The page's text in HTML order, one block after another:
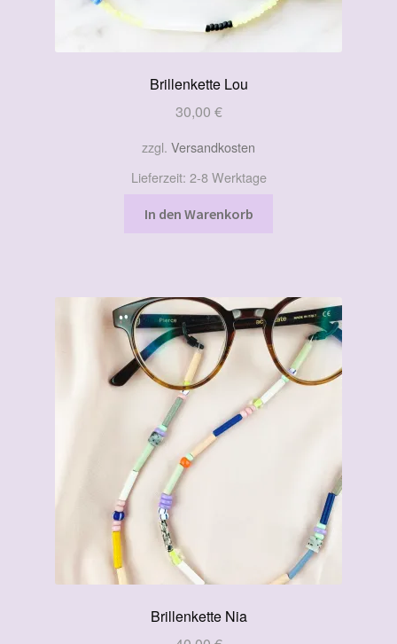
Brillenkette Lou
30,00 €
zzgl. Versandkosten
Lieferzeit: 2-8 Werktage
In den Warenkorb
Brillenkette Nia